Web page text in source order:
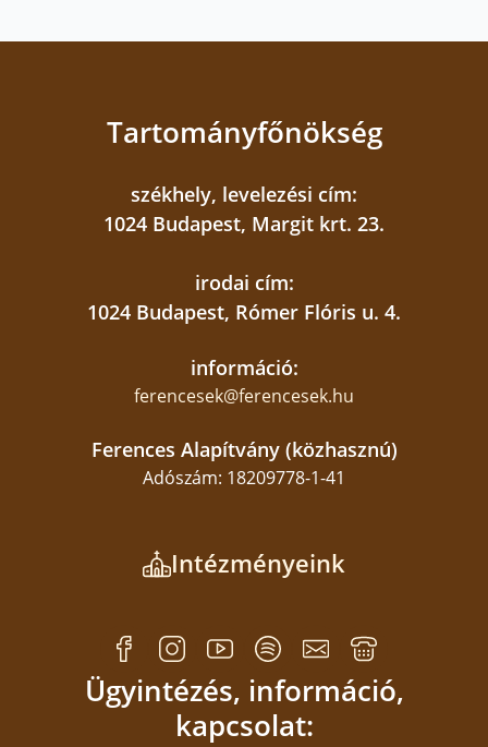
Tartományfőnökség
székhely, levelezési cím:
1024 Budapest, Margit krt. 23.
irodai cím:
1024 Budapest, Rómer Flóris u. 4.
információ:
ferencesek@ferencesek.hu
Ferences Alapítvány (közhasznú)
Adószám: 18209778-1-41
Intézményeink
Ügyintézés, információ,
kapcsolat: